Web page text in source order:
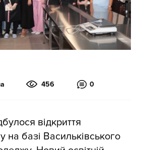
456 0
відкриття
на базі Васильківського